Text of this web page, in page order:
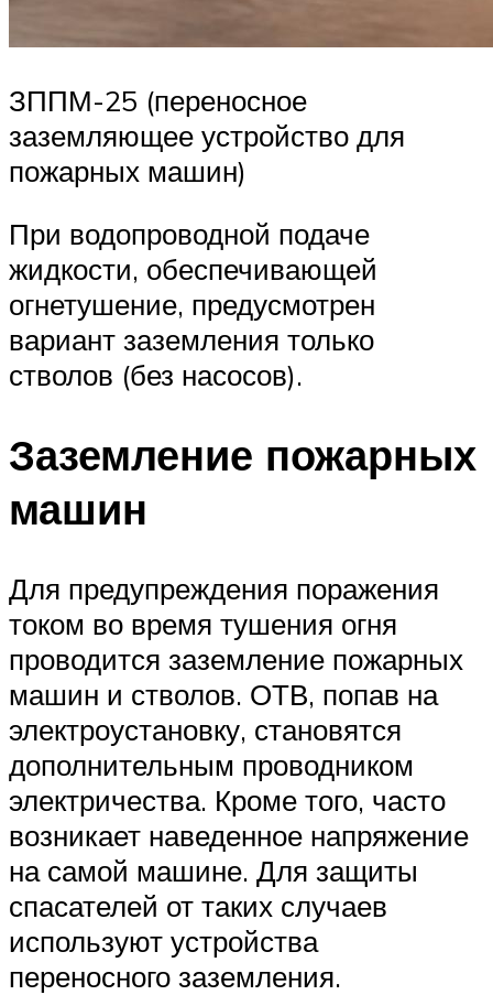
ЗППМ-25 (переносное
заземляющее устройство для
пожарных машин)
При водопроводной подаче
жидкости, обеспечивающей
огнетушение, предусмотрен
вариант заземления только
стволов (без насосов).
Заземление пожарных
машин
Для предупреждения поражения
током во время тушения огня
проводится заземление пожарных
машин и стволов. ОТВ, попав на
электроустановку, становятся
дополнительным проводником
электричества. Кроме того, часто
возникает наведенное напряжение
на самой машине. Для защиты
спасателей от таких случаев
используют устройства
переносного заземления.